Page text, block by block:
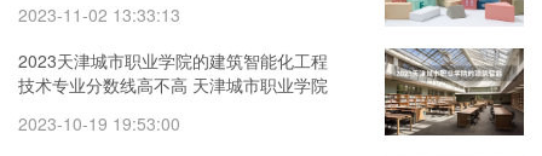
表单
2023-11-02 13:33:13
2023天津城市职业学院的建筑智能化工程
技术专业分数线高不高 天津城市职业学院
表单
2023-10-19 19:53:00